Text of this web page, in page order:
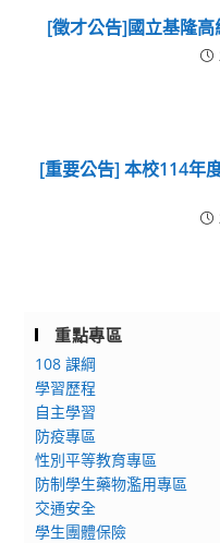
[徵才公告]國立基隆
[重要公告] 本校114年
重點專區
108 課綱
學習歷程
自主學習
防疫專區
性別平等教育專區
防制學生藥物濫用專區
交通安全
學生團體保險